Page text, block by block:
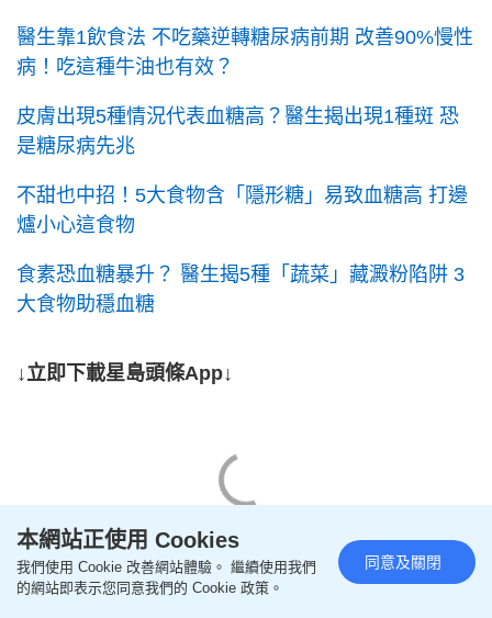
醫生靠1飲食法 不吃藥逆轉糖尿病前期 改善90%慢性
病！吃這種牛油也有效？
皮膚出現5種情況代表血糖高？醫生揭出現1種斑 恐
是糖尿病先兆
不甜也中招！5大食物含「隱形糖」易致血糖高 打邊
爐小心這食物
食素恐血糖暴升？ 醫生揭5種「蔬菜」藏澱粉陷阱 3
大食物助穩血糖
↓立即下載星島頭條App↓
本網站正使用 Cookies
我們使用 Cookie 改善網站體驗。 繼續使用我們
的網站即表示您同意我們的 Cookie 政策。
同意及關閉